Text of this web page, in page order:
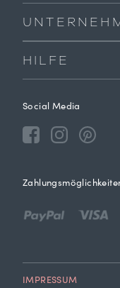
HILFE
Social Media
IMPRESSUM